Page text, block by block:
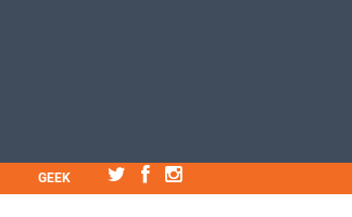
GEEK